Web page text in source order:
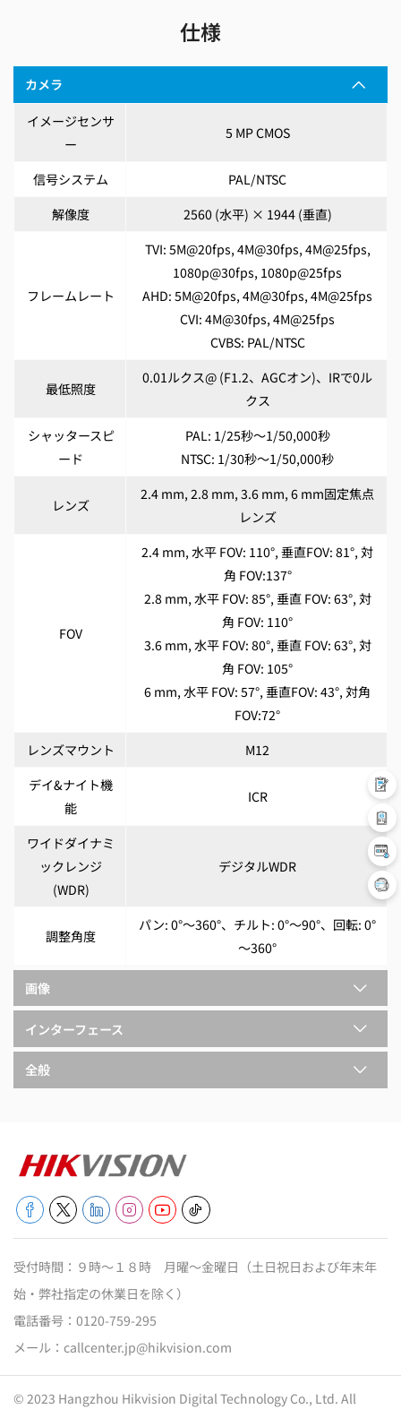
仕様
カメラ
イメージセンサ
ー
5 MP CMOS
信号システム
PAL/NTSC
解像度
2560 (水平) × 1944 (垂直)
フレームレート
TVI: 5M@20fps, 4M@30fps, 4M@25fps,
1080p@30fps, 1080p@25fps
AHD: 5M@20fps, 4M@30fps, 4M@25fps
CVI: 4M@30fps, 4M@25fps
CVBS: PAL/NTSC
最低照度
0.01ルクス@ (F1.2、AGCオン)、IRで0ル
クス
シャッタースピ
ード
PAL: 1/25秒～1/50,000秒
NTSC: 1/30秒～1/50,000秒
レンズ
2.4 mm, 2.8 mm, 3.6 mm, 6 mm固定焦点
レンズ
FOV
2.4 mm, 水平 FOV: 110°, 垂直FOV: 81°, 対
角 FOV:137°
2.8 mm, 水平 FOV: 85°, 垂直 FOV: 63°, 対
角 FOV: 110°
3.6 mm, 水平 FOV: 80°, 垂直 FOV: 63°, 対
角 FOV: 105°
6 mm, 水平 FOV: 57°, 垂直FOV: 43°, 対角
FOV:72°
レンズマウント
M12
デイ&ナイト機
能
ICR
ワイドダイナミ
ックレンジ
(WDR)
デジタルWDR
調整角度
パン: 0°～360°、チルト: 0°～90°、回転: 0°
～360°
画像
インターフェース
全般
受付時間：９時～１８時 月曜～金曜日（土日祝日および年末年
始・弊社指定の休業日を除く）
電話番号： 0120-759-295
メール： callcenter.jp@hikvision.com
© 2023 Hangzhou Hikvision Digital Technology Co., Ltd. All